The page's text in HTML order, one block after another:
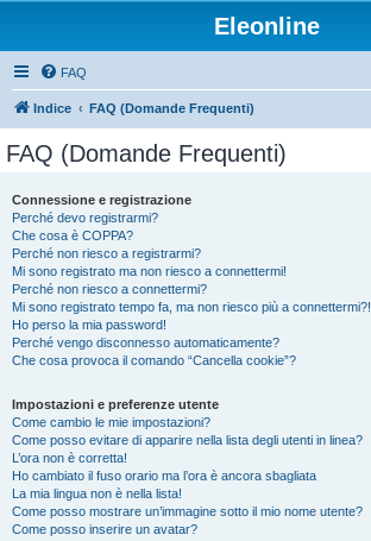
Eleonline
FAQ
Indice FAQ (Domande Frequenti)
FAQ (Domande Frequenti)
Connessione e registrazione
Perché devo registrarmi?
Che cosa è COPPA?
Perché non riesco a registrarmi?
Mi sono registrato ma non riesco a connettermi!
Perché non riesco a connettermi?
Mi sono registrato tempo fa, ma non riesco più a connettermi?!
Ho perso la mia password!
Perché vengo disconnesso automaticamente?
Che cosa provoca il comando “Cancella cookie”?
Impostazioni e preferenze utente
Come cambio le mie impostazioni?
Come posso evitare di apparire nella lista degli utenti in linea?
L’ora non è corretta!
Ho cambiato il fuso orario ma l’ora è ancora sbagliata
La mia lingua non è nella lista!
Come posso mostrare un’immagine sotto il mio nome utente?
Come posso inserire un avatar?